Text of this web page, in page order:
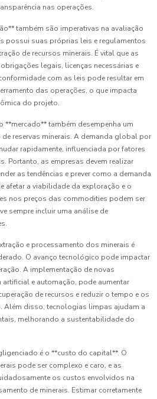
nas operações.
também são imperativas na avaliação
possui suas próprias leis e regulamentos
de recursos minerais. É vital que as
legais, licenças necessárias e
com as leis pode resultar em
das operações, o que impacta
do projeto.
também desempenha um
reservas minerais. A demanda global por
rapidamente, influenciada por fatores
Portanto, as empresas devem realizar
as tendências e prever como a demanda
afetar a viabilidade da exploração e o
nos preços das commodities podem ser
sempre incluir uma análise de
e processamento dos minerais é
O avanço tecnológico pode impactar
A implementação de novas
e automação, pode aumentar
de recursos e reduzir o tempo e os
Além disso, tecnologias limpas ajudam a
melhorando a sustentabilidade do
é o **custo do capital**. O
pode ser complexo e caro, e as
os custos envolvidos na
de minerais. Estimar corretamente